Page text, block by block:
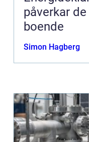
påverkar
boende
Simon Hagberg